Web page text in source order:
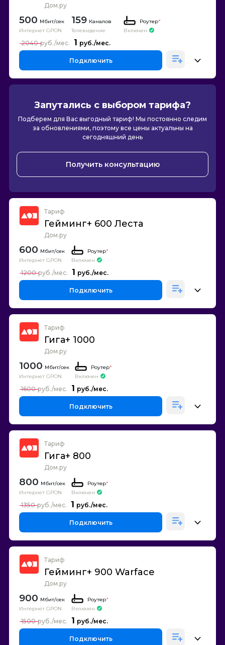
Дом.ру
500
Интернет GPON
159 Каналов
Телевидение
Роутер*
Включен
1
2040
Подключить
Запутались с выбором тарифа?
Подберем для Вас выгодный тариф! Мы постоянно следим
за обновлениями, поэтому все цены актуальны на
сегодняшний день
Получить консультацию
Тариф
Гейминг+ 600 Леста
Дом.ру
600
Интернет GPON
Роутер*
Включен
1
1200
Подключить
Тариф
Гига+ 1000
Дом.ру
1000
Интернет GPON
Роутер*
Включен
1
1600
Подключить
Тариф
Гига+ 800
Дом.ру
800
Интернет GPON
Роутер*
Включен
1
1350
Подключить
Тариф
Гейминг+ 900 Warface
Дом.ру
900
Интернет GPON
Роутер*
Включен
1
1500
Подключить